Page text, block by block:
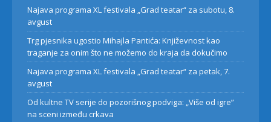
Najava programa XL festivala „Grad teatar“ za subotu, 8.
avgust
Trg pjesnika ugostio Mihajla Pantića: Književnost kao
traganje za onim što ne možemo do kraja da dokučimo
Najava programa XL festivala „Grad teatar“ za petak, 7.
avgust
Od kultne TV serije do pozorišnog podviga: „Više od igre”
na sceni između crkava